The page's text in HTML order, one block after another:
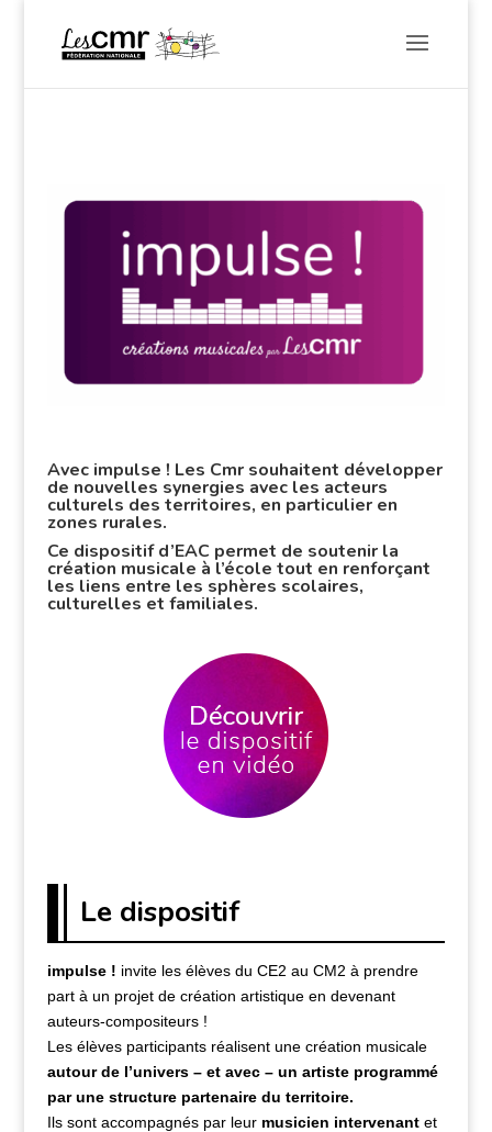
Avec impulse ! Les Cmrsouhaitent développer
de nouvelles synergies avec les acteurs
culturels des territoires, en particulier en
zones rurales.
Ce dispositif d’EAC permet de soutenir la
création musicale à l’école tout en renforçant
les liens entre les sphères scolaires,
culturelles et familiales.
Le dispositif
impulse ! invite les élèves du CE2 au CM2 à prendre
part à un projet de création artistique en devenant
auteurs-compositeurs !
Les élèves participants réalisent une création musicale
autour de l’univers – et avec – un artiste programmé
par une structure partenaire du territoire.
Ils sont accompagnés par leur musicien intervenantet